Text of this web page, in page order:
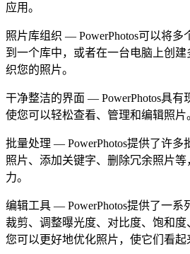
应用。
照片库组织 — PowerPhotos可以将多
到一个库中，或者在一台电脑上创
织您的照片。
干净整洁的界面 — PowerPhotos具有
使您可以轻松查看、管理和编辑照片
批量处理 — PowerPhotos提供了许多
照片、添加关键字、删除冗余照片
力。
编辑工具 — PowerPhotos提供了一系
裁剪、调整曝光度、对比度、饱和
您可以更好地优化照片，使它们看起